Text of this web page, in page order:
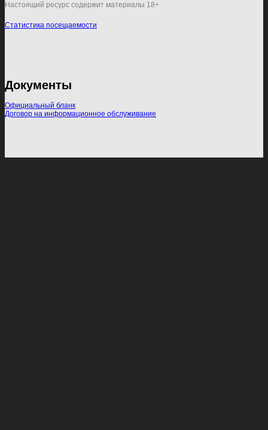
Настоящий ресурс содержит материалы 18+
Статистика посещаемости
Документы
Официальный бланк
Договор на информационное обслуживание